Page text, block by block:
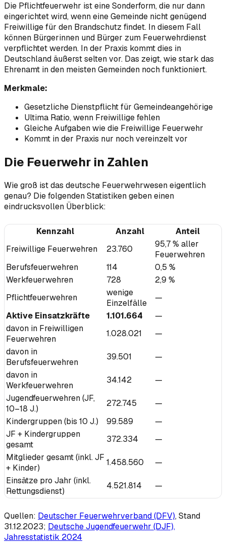
Die Pflichtfeuerwehr ist eine Sonderform, die nur dann
eingerichtet wird, wenn eine Gemeinde nicht genügend
Freiwillige für den Brandschutz findet. In diesem Fall
können Bürgerinnen und Bürger zum Feuerwehrdienst
verpflichtet werden. In der Praxis kommt dies in
Deutschland äußerst selten vor. Das zeigt, wie stark das
Ehrenamt in den meisten Gemeinden noch funktioniert.
Merkmale:
Gesetzliche Dienstpflicht für Gemeindeangehörige
Ultima Ratio, wenn Freiwillige fehlen
Gleiche Aufgaben wie die Freiwillige Feuerwehr
Kommt in der Praxis nur noch vereinzelt vor
Die Feuerwehr in Zahlen
Wie groß ist das deutsche Feuerwehrwesen eigentlich
genau? Die folgenden Statistiken geben einen
eindrucksvollen Überblick:
Kennzahl Anzahl
Anteil
Freiwillige Feuerwehren
23.760
95,7 % aller
Feuerwehren
Berufsfeuerwehren
114
0,5 %
Werkfeuerwehren
728
2,9 %
Pflichtfeuerwehren
wenige
Einzelfälle
—
Aktive Einsatzkräfte
1.101.664
—
davon in Freiwilligen
Feuerwehren
1.028.021
—
davon in
Berufsfeuerwehren
39.501
—
davon in
Werkfeuerwehren
34.142
—
Jugendfeuerwehren (JF,
10–18 J.)
272.745
—
Kindergruppen (bis 10 J.)
99.589
—
JF + Kindergruppen
gesamt
372.334
—
Mitglieder gesamt (inkl. JF
+ Kinder)
1.458.560
—
Einsätze pro Jahr (inkl.
Rettungsdienst)
4.521.814 —
Quellen: Deutscher Feuerwehrverband (DFV), Stand
31.12.2023; Deutsche Jugendfeuerwehr (DJF),
Jahresstatistik 2024